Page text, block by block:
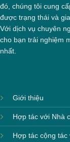
đó, chúng tôi cung
được trạng thái và
Với dịch vụ chuyên
cho bạn trải nghiệm
nhất.
Giới thiệu
Hợp tác với Nhà
Hợp tác cộng tác